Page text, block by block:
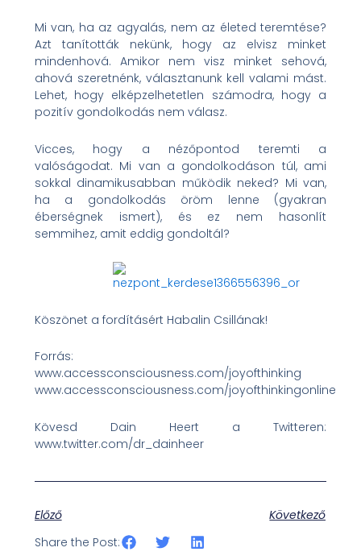
Mi van, ha az agyalás, nem az életed teremtése?
Azt tanították nekünk, hogy az elvisz minket
mindenhová. Amikor nem visz minket sehová,
ahová szeretnénk, választanunk kell valami mást.
Lehet, hogy elképzelhetetlen számodra, hogy a
pozitív gondolkodás nem válasz.
Vicces, hogy a nézőpontod teremti a
valóságodat. Mi van a gondolkodáson túl, ami
sokkal dinamikusabban működik neked? Mi van,
ha a gondolkodás öröm lenne (gyakran
éberségnek ismert), és ez nem hasonlít
semmihez, amit eddig gondoltál?
Köszönet a fordításért Habalin Csillának!
Forrás:
www.accessconsciousness.com/joyofthinking
www.accessconsciousness.com/joyofthinkingonline
Kövesd Dain Heert a Twitteren:
www.twitter.com/dr_dainheer
Előző
Következő
Share the Post: